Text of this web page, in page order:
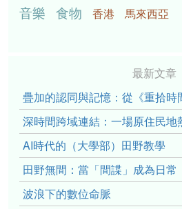
音樂 食物 香港
馬來西亞
最新文章
疊加的認同與記憶：從《重拾
深時間跨域連結：一場原住民地
AI時代的（大學部）田野教學
田野無間：當「間諜」成為日常
波浪下的數位命脈